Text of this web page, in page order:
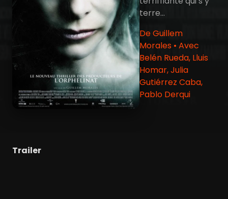
terre...
De Guillem
Morales • Avec
Belén Rueda, Lluis
Homar, Julia
Gutiérrez Caba,
Pablo Derqui
Trailer